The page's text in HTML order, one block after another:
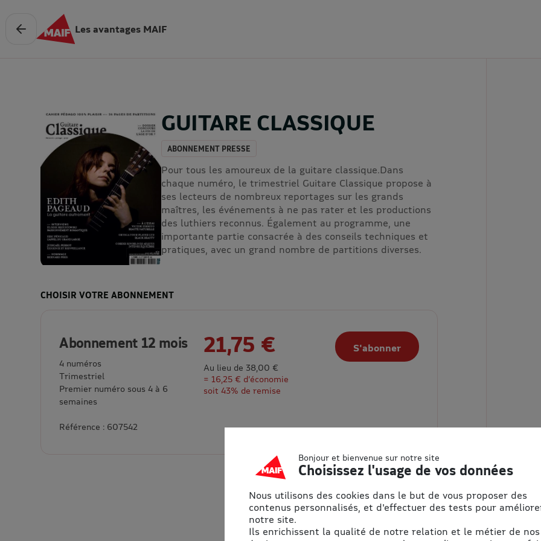
Les avantages MAIF
GUITARE CLASSIQUE
ABONNEMENT PRESSE
Pour tous les amoureux de la guitare classique.Dans
chaque numéro, le trimestriel Guitare Classique propose à
ses lecteurs de nombreux reportages sur les grands
maîtres, les événements à ne pas rater et les productions
des luthiers reconnus. Également au programme, une
importante partie consacrée à des conseils techniques et
pratiques, avec un grand nombre de partitions diverses.
CHOISIR VOTRE ABONNEMENT
Abonnement 12 mois
4 numéros
Trimestriel
Premier numéro sous 4 à 6
semaines
Référence : 607542
21,75 €
Au lieu de 38,00 €
= 16,25 € d’économie
soit 43% de remise
S'abonner
Bonjour et bienvenue sur notre site
Choisissez l'usage de vos données
Nous utilisons des cookies dans le but de vous proposer des
contenus personnalisés, et d'effectuer des tests pour
notre site.
Ils enrichissent la qualité de notre relation et le métier de nos